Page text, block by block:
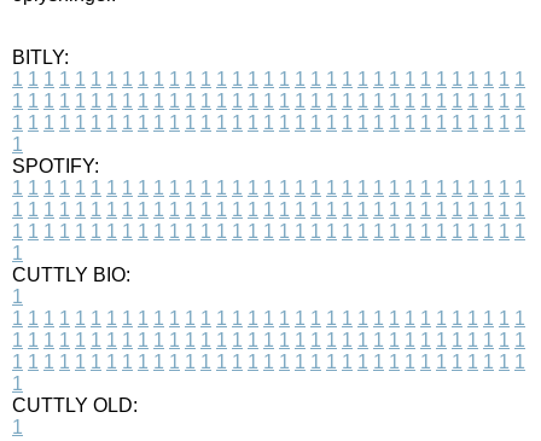
BITLY:
1 1 1 1 1 1 1 1 1 1 1 1 1 1 1 1 1 1 1 1 1 1 1 1 1 1 1 1 1 1 1 1 1
1 1 1 1 1 1 1 1 1 1 1 1 1 1 1 1 1 1 1 1 1 1 1 1 1 1 1 1 1 1 1 1 1
1 1 1 1 1 1 1 1 1 1 1 1 1 1 1 1 1 1 1 1 1 1 1 1 1 1 1 1 1 1 1 1 1
1
SPOTIFY:
1 1 1 1 1 1 1 1 1 1 1 1 1 1 1 1 1 1 1 1 1 1 1 1 1 1 1 1 1 1 1 1 1
1 1 1 1 1 1 1 1 1 1 1 1 1 1 1 1 1 1 1 1 1 1 1 1 1 1 1 1 1 1 1 1 1
1 1 1 1 1 1 1 1 1 1 1 1 1 1 1 1 1 1 1 1 1 1 1 1 1 1 1 1 1 1 1 1 1
1
CUTTLY BIO:
1
1 1 1 1 1 1 1 1 1 1 1 1 1 1 1 1 1 1 1 1 1 1 1 1 1 1 1 1 1 1 1 1 1
1 1 1 1 1 1 1 1 1 1 1 1 1 1 1 1 1 1 1 1 1 1 1 1 1 1 1 1 1 1 1 1 1
1 1 1 1 1 1 1 1 1 1 1 1 1 1 1 1 1 1 1 1 1 1 1 1 1 1 1 1 1 1 1 1 1
1
CUTTLY OLD:
1